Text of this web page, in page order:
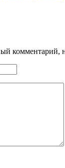
комментарий,